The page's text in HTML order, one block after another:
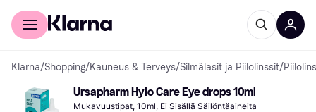
Kuluttajille
Klarna/Shopping/Kauneus & Terveys/Silmälasit ja Piilolinssit/
Ursapharm Hylo Care Eye drops 10ml
Mukavuustipat, 10ml, Ei Sisällä Säilöntäaineita